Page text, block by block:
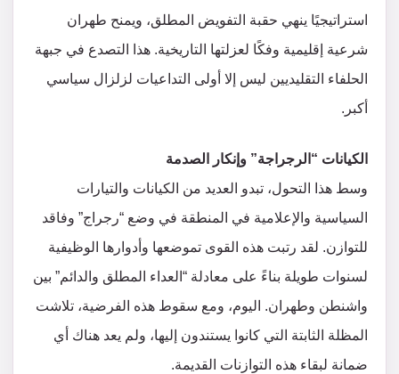
استراتيجيًا ينهي حقبة التفويض المطلق، ويمنح طهران
شرعية إقليمية وفكًا لعزلتها التاريخية. هذا التصدع في جبهة
الحلفاء التقليديين ليس إلا أولى التداعيات لزلزال سياسي
أكبر.
​الكيانات “الرجراجة” وإنكار الصدمة
​وسط هذا التحول، تبدو العديد من الكيانات والتيارات
السياسية والإعلامية في المنطقة في وضع “رجراج” وفاقد
للتوازن. لقد رتبت هذه القوى تموضعها وأدوارها الوظيفية
لسنوات طويلة بناءً على معادلة “العداء المطلق والدائم” بين
واشنطن وطهران. اليوم، ومع سقوط هذه الفرضية، تلاشت
المظلة الثابتة التي كانوا يستندون إليها، ولم يعد هناك أي
ضمانة لبقاء هذه التوازنات القديمة.